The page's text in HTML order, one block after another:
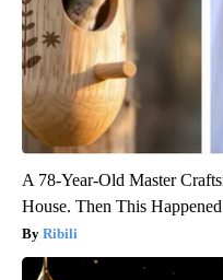
A 78-Year-Old Master
House. Then This Happened
Ribili